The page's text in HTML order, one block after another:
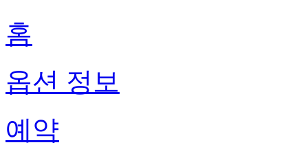
홈
옵션 정보
예약